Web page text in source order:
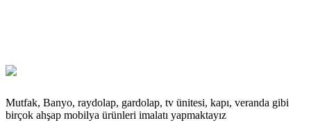
Mutfak, Banyo, raydolap, gardolap, tv ünitesi, kapı, veranda gibi
birçok ahşap mobilya ürünleri imalatı yapmaktayız